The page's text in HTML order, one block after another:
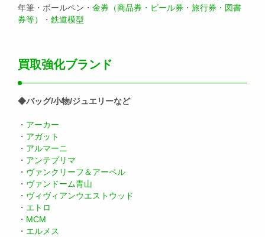
年筆・ボールペン・ 金券（商品券・ビール券・旅行券・図書
券等）
・ 鉄道模型
買取強化ブランド
◆バッグ/小物/ジュエリーなど
・ アーカー
・ アガット
・ アルマーニ
・ アンテプリマ
・ ヴァンクリーフ＆アーペル
・ ヴァンドーム青山
・ ヴィヴィアンウエストウッド
・ エトロ
・ MCM
・ エルメス